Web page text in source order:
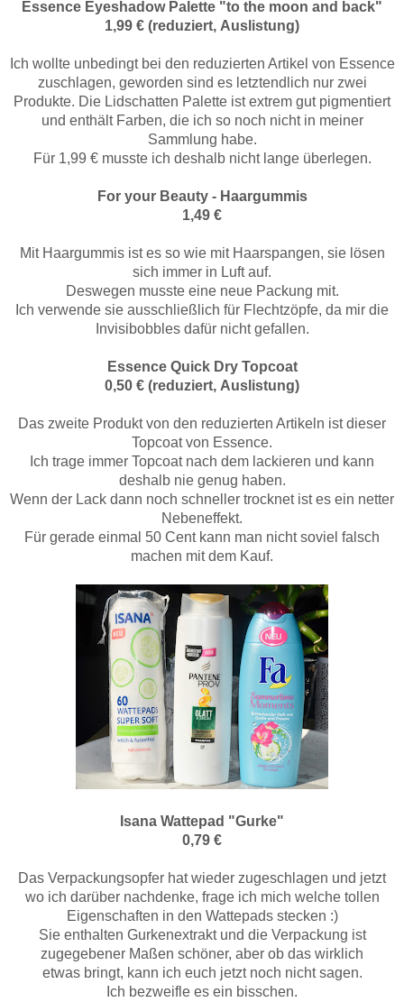
Essence Eyeshadow Palette "to the moon and back"
1,99 € (reduziert, Auslistung)
Ich wollte unbedingt bei den reduzierten Artikel von Essence
zuschlagen, geworden sind es letztendlich nur zwei
Produkte. Die Lidschatten Palette ist extrem gut pigmentiert
und enthält Farben, die ich so noch nicht in meiner
Sammlung habe.
Für 1,99 € musste ich deshalb nicht lange überlegen.
For your Beauty - Haargummis
1,49 €
Mit Haargummis ist es so wie mit Haarspangen, sie lösen
sich immer in Luft auf.
Deswegen musste eine neue Packung mit.
Ich verwende sie ausschließlich für Flechtzöpfe, da mir die
Invisibobbles dafür nicht gefallen.
Essence Quick Dry Topcoat
0,50 € (reduziert, Auslistung)
Das zweite Produkt von den reduzierten Artikeln ist dieser
Topcoat von Essence.
Ich trage immer Topcoat nach dem lackieren und kann
deshalb nie genug haben.
Wenn der Lack dann noch schneller trocknet ist es ein netter
Nebeneffekt.
Für gerade einmal 50 Cent kann man nicht soviel falsch
machen mit dem Kauf.
Isana Wattepad "Gurke"
0,79 €
Das Verpackungsopfer hat wieder zugeschlagen und jetzt
wo ich darüber nachdenke, frage ich mich welche tollen
Eigenschaften in den Wattepads stecken :)
Sie enthalten Gurkenextrakt und die Verpackung ist
zugegebener Maßen schöner, aber ob das wirklich
etwas bringt, kann ich euch jetzt noch nicht sagen.
Ich bezweifle es ein bisschen.